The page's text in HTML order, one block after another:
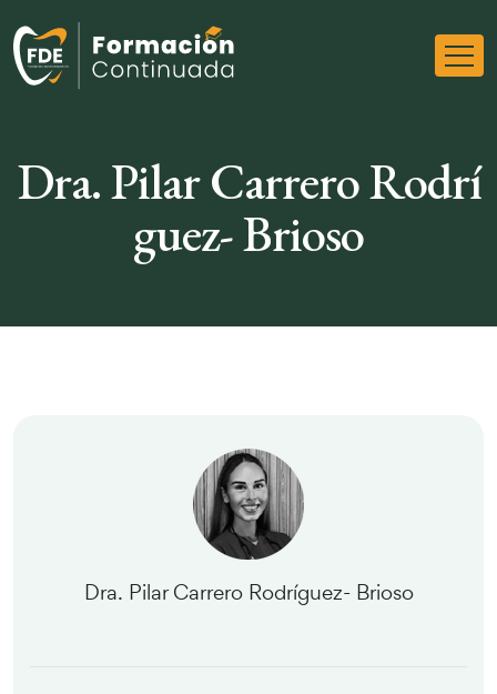
Dra. Pilar Carrero Rodrí
guez- Brioso
Dra. Pilar Carrero Rodríguez- Brioso